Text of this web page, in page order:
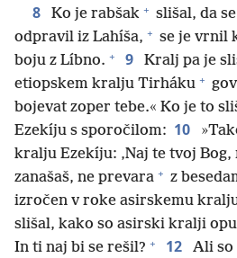
8 Ko je rabšak + slišal, da
odpravil iz Lahíša, + se je vrnil
boju z Líbno. + 9
Kralj pa je
etiopskem kralju Tirháku +
bojevat zoper tebe.« Ko je to
Ezekíju s sporočilom: 10
kralju Ezekíju: ‚Naj te tvoj Bog,
zanašaš, ne prevara + z
izročen v roke asirskemu
slišal, kako so asirski kralji
In ti naj bi se rešil? + 12
Ali so